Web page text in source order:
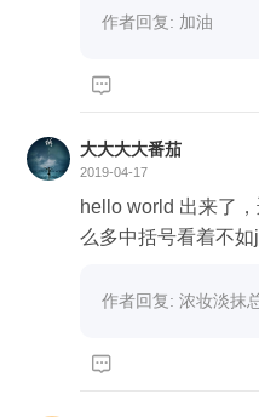
作者回复: 加油

大大大大番茄
2019-04-17
hello world 出来了
么多中括号看着不
作者回复: 浓妆淡抹
